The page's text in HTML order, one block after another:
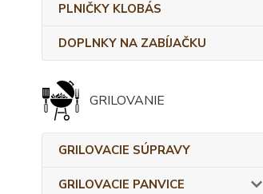
PLNIČKY KLOBÁS
DOPLNKY NA ZABÍJAČKU
GRILOVANIE
GRILOVACIE SÚPRAVY
GRILOVACIE PANVICE